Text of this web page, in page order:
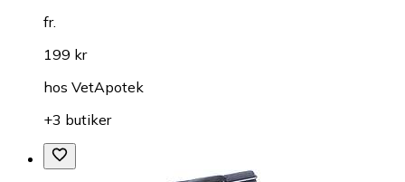
fr.
199 kr
hos VetApotek
+3 butiker